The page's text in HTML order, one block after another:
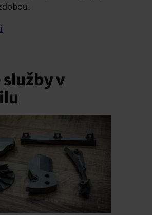
služby v